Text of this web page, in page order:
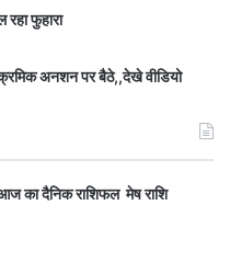
फुहारा
क्रमिक अनशन पर बैठे,,देखे वीडियो
का दैनिक राशिफल मेष राशि